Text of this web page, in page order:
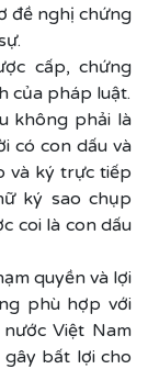
đề nghị chứng
cấp, chứng
của pháp luật.
không phải là
có con dấu và
và ký trực tiếp
ký sao chụp
coi là con dấu
quyền và lợi
phù hợp với
Việt Nam
bất lợi cho